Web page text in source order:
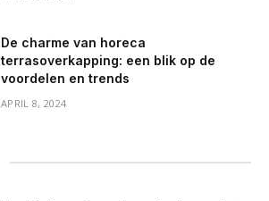
De charme van horeca
terrasoverkapping: een blik op de
voordelen en trends
APRIL 8, 2024